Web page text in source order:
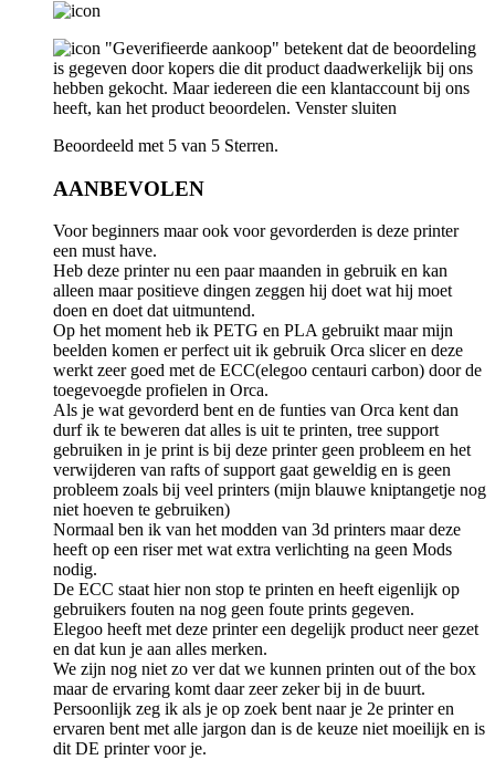
"Geverifieerde aankoop" betekent dat de beoordeling
is gegeven door kopers die dit product daadwerkelijk bij ons
hebben gekocht. Maar iedereen die een klantaccount bij ons
heeft, kan het product beoordelen. Venster sluiten
Beoordeeld met 5 van 5 Sterren.
AANBEVOLEN
Voor beginners maar ook voor gevorderden is deze printer
een must have.
Heb deze printer nu een paar maanden in gebruik en kan
alleen maar positieve dingen zeggen hij doet wat hij moet
doen en doet dat uitmuntend.
Op het moment heb ik PETG en PLA gebruikt maar mijn
beelden komen er perfect uit ik gebruik Orca slicer en deze
werkt zeer goed met de ECC(elegoo centauri carbon) door de
toegevoegde profielen in Orca.
Als je wat gevorderd bent en de funties van Orca kent dan
durf ik te beweren dat alles is uit te printen, tree support
gebruiken in je print is bij deze printer geen probleem en het
verwijderen van rafts of support gaat geweldig en is geen
probleem zoals bij veel printers (mijn blauwe kniptangetje nog
niet hoeven te gebruiken)
Normaal ben ik van het modden van 3d printers maar deze
heeft op een riser met wat extra verlichting na geen Mods
nodig.
De ECC staat hier non stop te printen en heeft eigenlijk op
gebruikers fouten na nog geen foute prints gegeven.
Elegoo heeft met deze printer een degelijk product neer gezet
en dat kun je aan alles merken.
We zijn nog niet zo ver dat we kunnen printen out of the box
maar de ervaring komt daar zeer zeker bij in de buurt.
Persoonlijk zeg ik als je op zoek bent naar je 2e printer en
ervaren bent met alle jargon dan is de keuze niet moeilijk en is
dit DE printer voor je.